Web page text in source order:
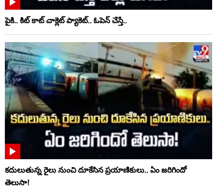
పైకి.. కిట్‌ కాట్‌ చాక్లెట్ ప్యాకెట్‌.. ఓపెన్‌ చేస్తే..
కదులుతున్న రైలు నుంచి దూకేసిన ప్రయాణికులు.. ఏం జరిగిందో
తెలుసా!